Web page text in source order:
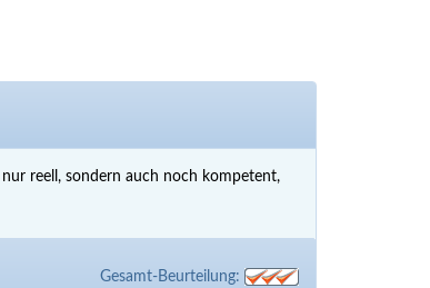
reell, sondern auch noch kompetent,
Gesamt-Beurteilung: